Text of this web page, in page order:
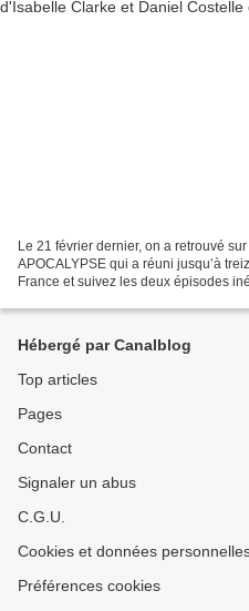
Le 21 février dernier, on a retrouvé
APOCALYPSE qui a réuni jusqu’à
France et suivez les deux épisodes
Hébergé par Canalblog
Top articles
Pages
Contact
Signaler un abus
C.G.U.
Cookies et données
Préférences cookies